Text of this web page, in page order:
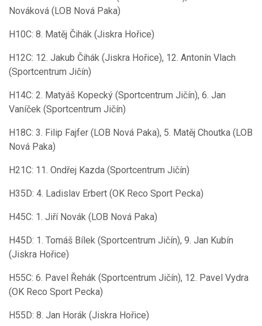
Nováková (LOB Nová Paka)
H10C: 8. Matěj Čihák (Jiskra Hořice)
H12C: 12. Jakub Čihák (Jiskra Hořice), 12. Antonín Vlach
(Sportcentrum Jičín)
H14C: 2. Matyáš Kopecký (Sportcentrum Jičín), 6. Jan
Vaníček (Sportcentrum Jičín)
H18C: 3. Filip Fajfer (LOB Nová Paka), 5. Matěj Choutka (LOB
Nová Paka)
H21C: 11. Ondřej Kazda (Sportcentrum Jičín)
H35D: 4. Ladislav Erbert (OK Reco Sport Pecka)
H45C: 1. Jiří Novák (LOB Nová Paka)
H45D: 1. Tomáš Bílek (Sportcentrum Jičín), 9. Jan Kubín
(Jiskra Hořice)
H55C: 6. Pavel Řehák (Sportcentrum Jičín), 12. Pavel Vydra
(OK Reco Sport Pecka)
H55D: 8. Jan Horák (Jiskra Hořice)